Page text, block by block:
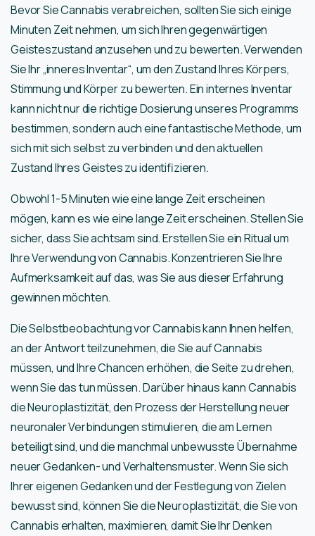
Bevor Sie Cannabis verabreichen, sollten Sie sich einige
Minuten Zeit nehmen, um sich Ihren gegenwärtigen
Geisteszustand anzusehen und zu bewerten. Verwenden
Sie Ihr „inneres Inventar“, um den Zustand Ihres Körpers,
Stimmung und Körper zu bewerten. Ein internes Inventar
kann nicht nur die richtige Dosierung unseres Programms
bestimmen, sondern auch eine fantastische Methode, um
sich mit sich selbst zu verbinden und den aktuellen
Zustand Ihres Geistes zu identifizieren.
Obwohl 1-5 Minuten wie eine lange Zeit erscheinen
mögen, kann es wie eine lange Zeit erscheinen. Stellen Sie
sicher, dass Sie achtsam sind. Erstellen Sie ein Ritual um
Ihre Verwendung von Cannabis. Konzentrieren Sie Ihre
Aufmerksamkeit auf das, was Sie aus dieser Erfahrung
gewinnen möchten.
Die Selbstbeobachtung vor Cannabis kann Ihnen helfen,
an der Antwort teilzunehmen, die Sie auf Cannabis
müssen, und Ihre Chancen erhöhen, die Seite zu drehen,
wenn Sie das tun müssen. Darüber hinaus kann Cannabis
die Neuroplastizität, den Prozess der Herstellung neuer
neuronaler Verbindungen stimulieren, die am Lernen
beteiligt sind, und die manchmal unbewusste Übernahme
neuer Gedanken- und Verhaltensmuster. Wenn Sie sich
Ihrer eigenen Gedanken und der Festlegung von Zielen
bewusst sind, können Sie die Neuroplastizität, die Sie von
Cannabis erhalten, maximieren, damit Sie Ihr Denken